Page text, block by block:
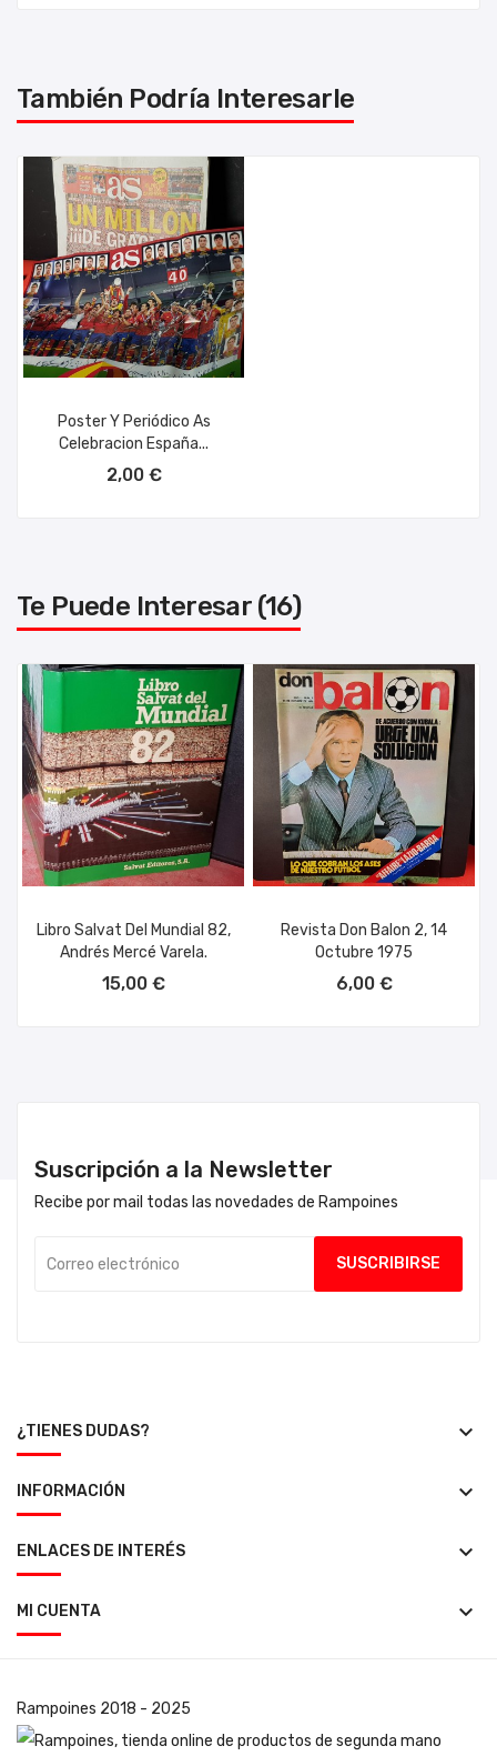
También Podría Interesarle
Poster Y Periódico As
Celebracion España...
2,00 €
Te Puede Interesar (16)
Libro Salvat Del Mundial 82,
Andrés Mercé Varela.
15,00 €
Revista Don Balon 2, 14
Octubre 1975
6,00 €
Suscripción a la Newsletter
Recibe por mail todas las novedades de Rampoines
¿TIENES DUDAS? keyboard_arrow_down
INFORMACIÓN keyboard_arrow_down
ENLACES DE INTERÉS keyboard_arrow_down
MI CUENTA keyboard_arrow_down
Rampoines 2018 - 2025